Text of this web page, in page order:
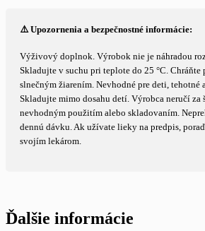
⚠️ Upozornenia a bezpečnostné informácie:
Výživový doplnok. Výrobok nie je náhradou
Skladujte v suchu pri teplote do 25 °C. Chráňte
slnečným žiarením. Nevhodné pre deti, tehotné
Skladujte mimo dosahu detí. Výrobca neručí
nevhodným použitím alebo skladovaním.
dennú dávku. Ak užívate lieky na predpis,
svojím lekárom.
Ďalšie informácie